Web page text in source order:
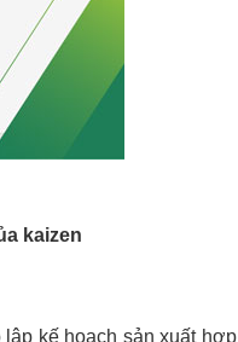
kaizen
kế hoạch sản xuất hợp